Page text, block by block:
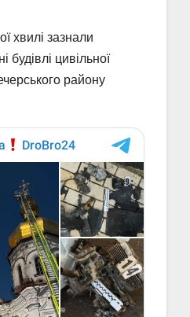
хвилі зазнали
будівлі цивільної
району